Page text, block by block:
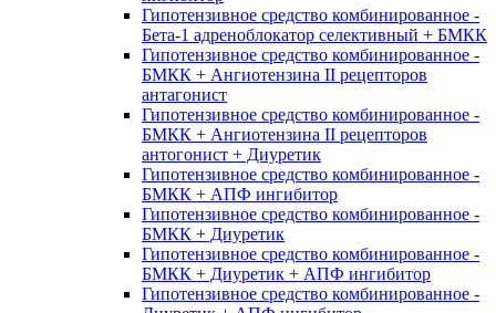
Гипотензивное средство комбинированное -
Бета-1 адреноблокатор селективный + БМКК
Гипотензивное средство комбинированное -
БМКК + Ангиотензина II рецепторов
антагонист
Гипотензивное средство комбинированное -
БМКК + Ангиотензина II рецепторов
антогонист + Диуретик
Гипотензивное средство комбинированное -
БМКК + АПФ ингибитор
Гипотензивное средство комбинированное -
БМКК + Диуретик
Гипотензивное средство комбинированное -
БМКК + Диуретик + АПФ ингибитор
Гипотензивное средство комбинированное -